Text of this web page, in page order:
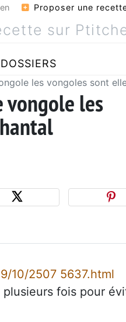
Proposer une
DOSSIERS
les vongoles sont
vongole les
10/2507 5637.html
fois pour